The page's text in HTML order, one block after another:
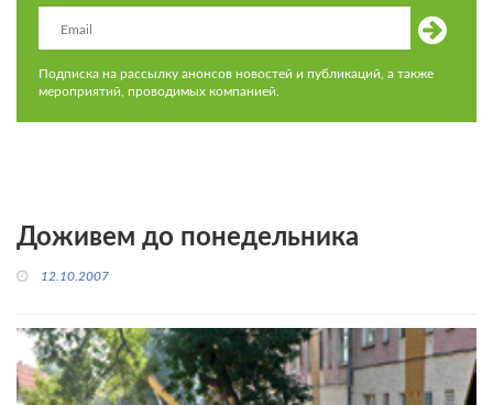
Подписка на рассылку анонсов новостей и публикаций, а также
мероприятий, проводимых компанией.
Доживем до понедельника
12.10.2007